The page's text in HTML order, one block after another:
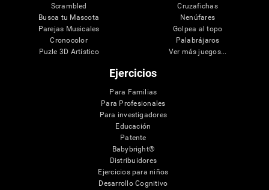
Scrambled
Busca tu Mascota
Parejas Musicales
Cronocolor
Puzle 3D Artístico
Cruzafichas
Nenúfares
Golpea al topo
Palabrájaros
Ver más juegos...
Ejercicios
Para Familias
Para Profesionales
Para investigadores
Educación
Patente
Babybright®
Distribuidores
Ejercicios para niños
Desarrollo Cognitivo